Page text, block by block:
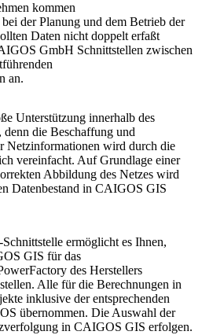
kommen
der Planung und dem Betrieb der
Daten nicht doppelt erfaßt
GmbH Schnittstellen zwischen
an.
Unterstützung innerhalb des
denn die Beschaffung und
Netzinformationen wird durch die
vereinfacht. Auf Grundlage einer
Abbildung des Netzes wird
Datenbestand in CAIGOS GIS
ermöglicht es Ihnen,
GIS für das
des Herstellers
Alle für die Berechnungen in
inklusive der entsprechenden
übernommen. Die Auswahl der
in CAIGOS GIS erfolgen.